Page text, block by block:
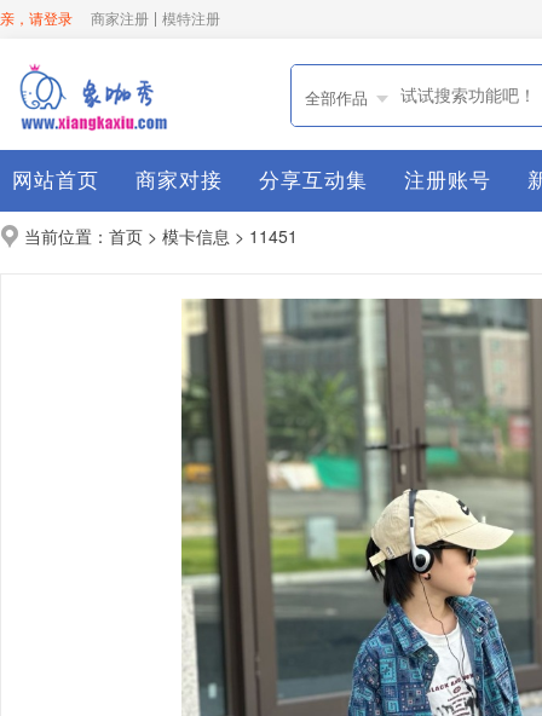
亲，请登录 商家注册 模特注册
全部作品
网站首页 商家对接 分享互动集 注册账号
当前位置： 首页 > 模卡信息 > 11451